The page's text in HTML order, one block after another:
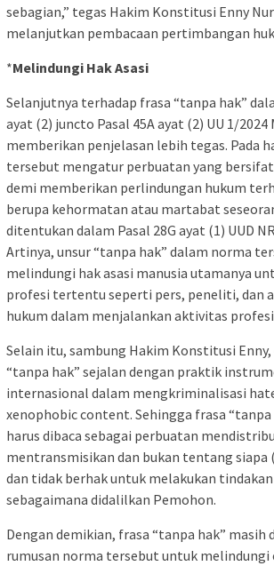
sebagian,” tegas Hakim Konstitusi Enny
melanjutkan pembacaan pertimbangan
*Melindungi Hak Asasi
Selanjutnya terhadap frasa “tanpa hak”
ayat (2) juncto Pasal 45A ayat (2) UU 1/2024
memberikan penjelasan lebih tegas. Pada
tersebut mengatur perbuatan yang
demi memberikan perlindungan hukum
berupa kehormatan atau martabat
ditentukan dalam Pasal 28G ayat (1) UUD
Artinya, unsur “tanpa hak” dalam norma
melindungi hak asasi manusia utamanya
profesi tertentu seperti pers, peneliti, dan
hukum dalam menjalankan aktivitas
Selain itu, sambung Hakim Konstitusi
“tanpa hak” sejalan dengan praktik
internasional dalam mengkriminalisasi
xenophobic content. Sehingga frasa
harus dibaca sebagai perbuatan
mentransmisikan dan bukan tentang siapa
dan tidak berhak untuk melakukan
sebagaimana didalilkan Pemohon.
Dengan demikian, frasa “tanpa hak” masih
rumusan norma tersebut untuk melindungi